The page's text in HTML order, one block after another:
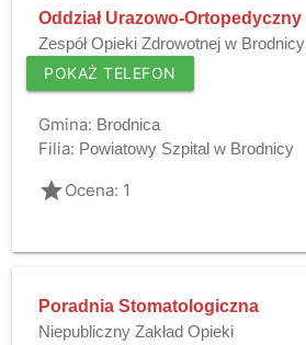
Oddział Urazowo-Ortopedyczny
Zespół Opieki Zdrowotnej w Brodnicy
POKAŻ TELEFON
Gmina: Brodnica
Filia: Powiatowy Szpital w Brodnicy
gradeOcena: 1
Poradnia Stomatologiczna
Niepubliczny Zakład Opieki